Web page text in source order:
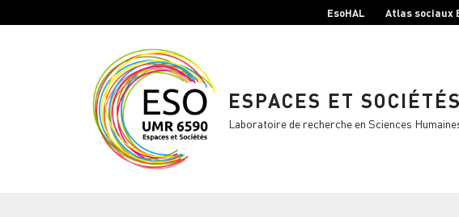
EsoHAL Atlas sociaux
ESPACES ET SOCIÉTÉS
Laboratoire de recherche en Sciences